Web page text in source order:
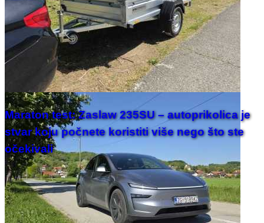
Maraton test: Zaslaw 235SU – autoprikolica je
stvar koju počnete koristiti više nego što ste
očekivali